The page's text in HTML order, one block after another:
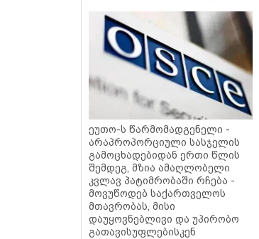
ეუთო-ს წარმომადგენელი -
არაპროპორციული სასჯელის
გამოცხადებიდან ერთი წლის
შემდეგ, მზია ამაღლობელი
კვლავ პატიმრობაში რჩება -
მოვუწოდებ საქართველოს
მთავრობას, მისი
დაუყოვნებლივი და უპირობო
გათავისუფლებისკენ